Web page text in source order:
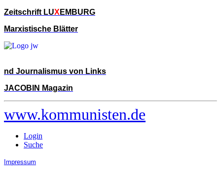
Zeitschrift LUX EMBURG
Marxistische Blätter
nd Journalismus von Links
JACOBIN Magazin
www.kommunisten.de
Login
Suche
Impressum